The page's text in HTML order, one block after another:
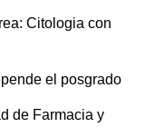
Citologia con
el posgrado
de Farmacia y